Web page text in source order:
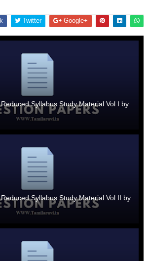
Twitter Google+
Syllabus Study Material Vol I by
Syllabus Study Material Vol II by